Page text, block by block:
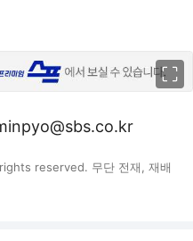
reserved. 무단 전재, 재배